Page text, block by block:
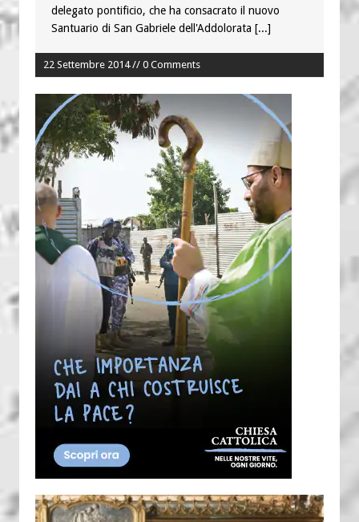
delegato pontificio, che ha consacrato il nuovo
Santuario di San Gabriele dell'Addolorata [...]
22 Settembre 2014 // 0 Comments